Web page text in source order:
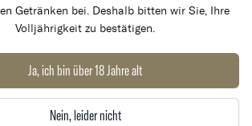
Getränken bei. Deshalb bitten wir Sie, Ihre
Volljährigkeit zu bestätigen.
Ja, ich bin über 18 Jahre alt
Nein, leider nicht
de Chevalier Grand
Cru Classé